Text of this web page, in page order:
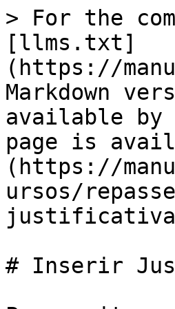
> For the
[llms.txt]
(https://
Markdown
available by
page is
(https://
ursos/
# Inserir